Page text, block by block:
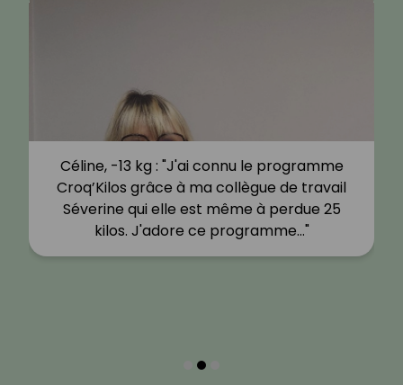
Céline, -13 kg : "J'ai connu le programme
Croq’Kilos grâce à ma collègue de travail
Séverine qui elle est même à perdue 25
kilos. J'adore ce programme…"